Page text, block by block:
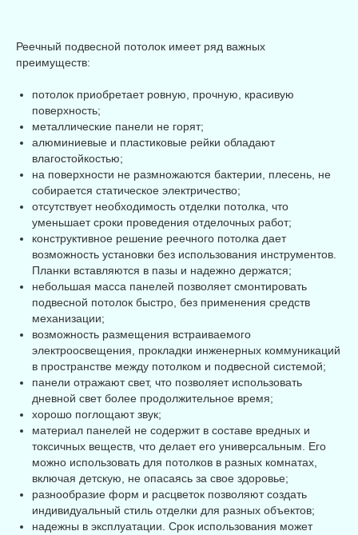
Реечный подвесной потолок имеет ряд важных
преимуществ:
потолок приобретает ровную, прочную, красивую
поверхность;
металлические панели не горят;
алюминиевые и пластиковые рейки обладают
влагостойкостью;
на поверхности не размножаются бактерии, плесень, не
собирается статическое электричество;
отсутствует необходимость отделки потолка, что
уменьшает сроки проведения отделочных работ;
конструктивное решение реечного потолка дает
возможность установки без использования инструментов.
Планки вставляются в пазы и надежно держатся;
небольшая масса панелей позволяет смонтировать
подвесной потолок быстро, без применения средств
механизации;
возможность размещения встраиваемого
электроосвещения, прокладки инженерных коммуникаций
в пространстве между потолком и подвесной системой;
панели отражают свет, что позволяет использовать
дневной свет более продолжительное время;
хорошо поглощают звук;
материал панелей не содержит в составе вредных и
токсичных веществ, что делает его универсальным. Его
можно использовать для потолков в разных комнатах,
включая детскую, не опасаясь за свое здоровье;
разнообразие форм и расцветок позволяют создать
индивидуальный стиль отделки для разных объектов;
надежны в эксплуатации. Срок использования может